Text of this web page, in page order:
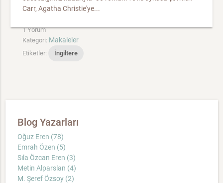
Carr, Agatha Christie'ye...
1 Yorum
Kategori: Makaleler
Etiketler: İngiltere
Blog Yazarları
Oğuz Eren (78)
Emrah Özen (5)
Sıla Özcan Eren (3)
Metin Alparslan (4)
M. Şeref Özsoy (2)